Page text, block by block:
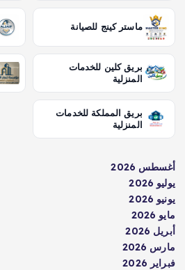
ماستر كينج للصيانة
بريق كلين للخدمات
المنزلية
بريق المملكة للخدمات
المنزلية
أغسطس 2026
يوليو 2026
يونيو 2026
مايو 2026
أبريل 2026
مارس 2026
فبراير 2026